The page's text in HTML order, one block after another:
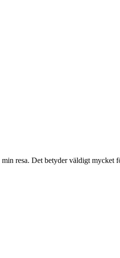
resa. Det betyder väldigt mycket